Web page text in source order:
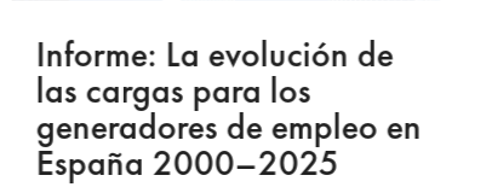
Informe: La evolución de
las cargas para los
generadores de empleo en
España 2000–2025